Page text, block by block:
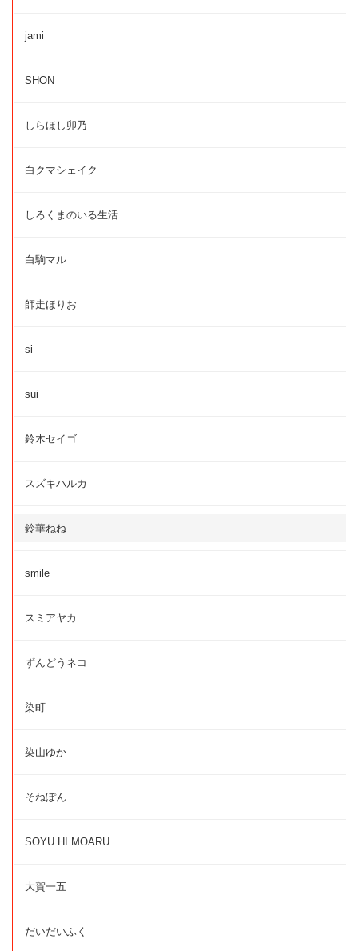
jami
SHON
しらほし卯乃
白クマシェイク
しろくまのいる生活
白駒マル
師走ほりお
si
sui
鈴木セイゴ
スズキハルカ
鈴華ねね
smile
スミアヤカ
ずんどうネコ
染町
染山ゆか
そねぽん
SOYU HI MOARU
大賀一五
だいだいふく